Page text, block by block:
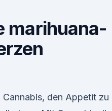
marihuana-
den Appetit zu